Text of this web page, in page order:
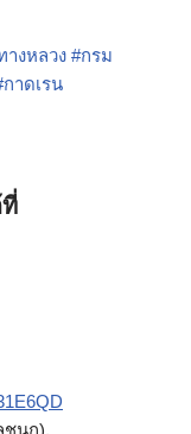
างหลวง #กรม
กาดเรน
ชนก),